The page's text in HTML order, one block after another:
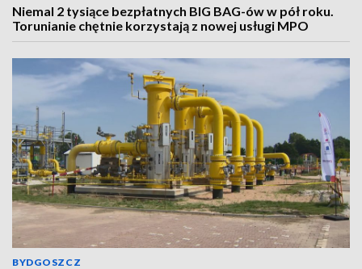
Niemal 2 tysiące bezpłatnych BIG BAG-ów w pół roku.
Torunianie chętnie korzystają z nowej usługi MPO
BYDGOSZCZ